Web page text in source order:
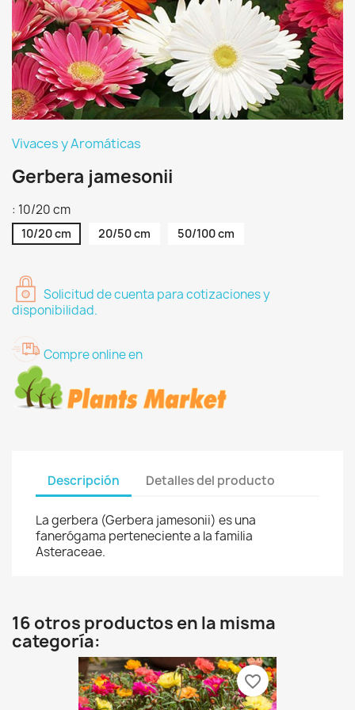
Vivaces y Aromáticas
Gerbera jamesonii
: 10/20 cm
10/20 cm 20/50 cm 50/100 cm
Solicitud de cuenta para cotizaciones y
disponibilidad.
Compre online en
Descripción Detalles del producto
La gerbera (Gerbera jamesonii) es una
fanerógama perteneciente a la familia
Asteraceae.
16 otros productos en la misma
categoría:
favorite_border